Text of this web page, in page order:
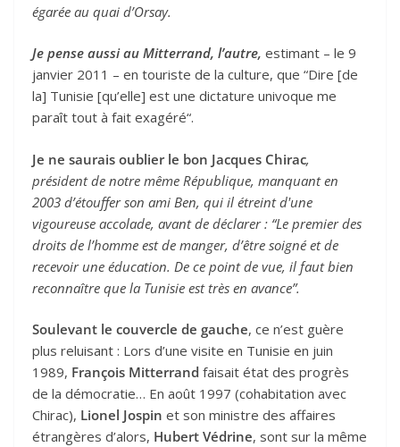
égarée au quai d’Orsay.
Je pense aussi au Mitterrand, l’autre, estimant – le 9
janvier 2011 – en touriste de la culture, que “Dire [de
la] Tunisie [qu’elle] est une dictature univoque me
paraît tout à fait exagéré“.
Je ne saurais oublier le bon Jacques Chirac,
président de notre même République, manquant en
2003 d’étouffer son ami Ben, qui il étreint d'une
vigoureuse accolade, avant de déclarer : “Le premier des
droits de l’homme est de manger, d’être soigné et de
recevoir une éducation. De ce point de vue, il faut bien
reconnaître que la Tunisie est très en avance”.
Soulevant le couvercle de gauche, ce n’est guère
plus reluisant : Lors d’une visite en Tunisie en juin
1989, François Mitterrand faisait état des progrès
de la démocratie… En août 1997 (cohabitation avec
Chirac), Lionel Jospin et son ministre des affaires
étrangères d’alors, Hubert Védrine, sont sur la même